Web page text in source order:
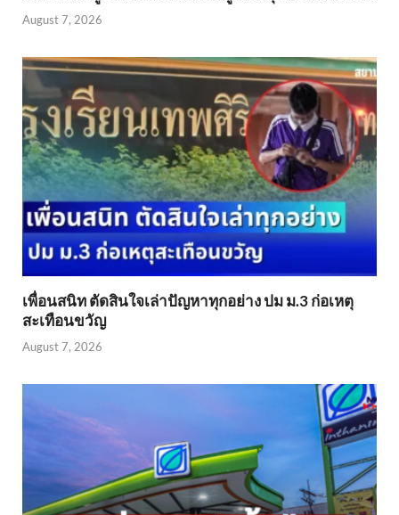
August 7, 2026
เพื่อนสนิท ตัดสินใจเล่าปัญหาทุกอย่าง ปม ม.3 ก่อเหตุ
สะเทือนขวัญ
August 7, 2026